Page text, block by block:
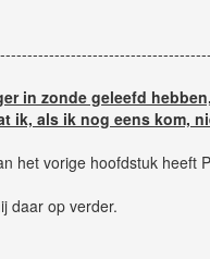
in zonde geleefd
ik, als ik nog eens kom,
het vorige hoofdstuk heeft
daar op verder.